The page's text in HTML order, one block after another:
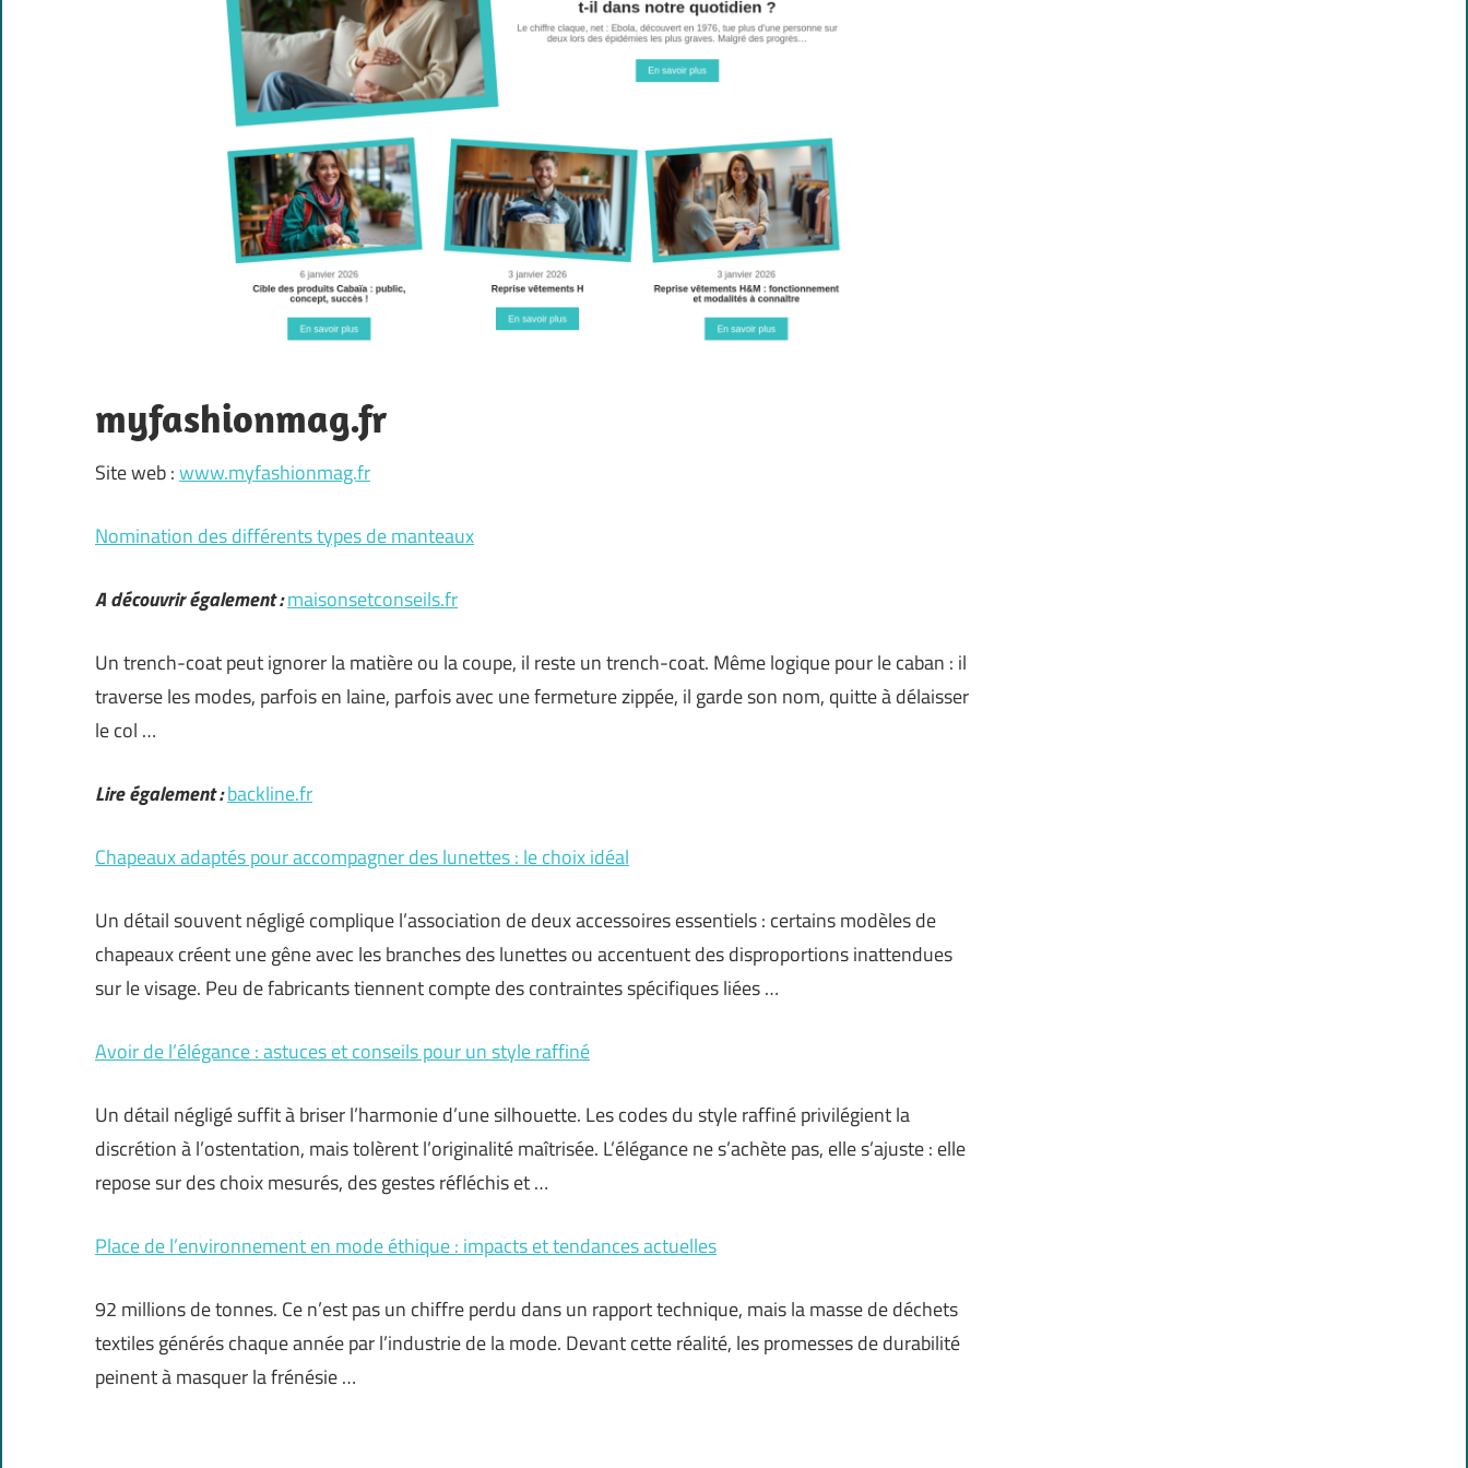
myfashionmag.fr
Site web :www.myfashionmag.fr
Nomination des différents types de manteaux
A découvrir également :maisonsetconseils.fr
Un trench-coat peut ignorer la matière ou la coupe, il reste un trench-coat. Même logique pour le caban : il
traverse les modes, parfois en laine, parfois avec une fermeture zippée, il garde son nom, quitte à délaisser
le col …
Lire également :backline.fr
Chapeaux adaptés pour accompagner des lunettes : le choix idéal
Un détail souvent négligé complique l’association de deux accessoires essentiels : certains modèles de
chapeaux créent une gêne avec les branches des lunettes ou accentuent des disproportions inattendues
sur le visage. Peu de fabricants tiennent compte des contraintes spécifiques liées …
Avoir de l’élégance : astuces et conseils pour un style raffiné
Un détail négligé suffit à briser l’harmonie d’une silhouette. Les codes du style raffiné privilégient la
discrétion à l’ostentation, mais tolèrent l’originalité maîtrisée. L’élégance ne s’achète pas, elle s’ajuste : elle
repose sur des choix mesurés, des gestes réfléchis et …
Place de l’environnement en mode éthique : impacts et tendances actuelles
92 millions de tonnes. Ce n’est pas un chiffre perdu dans un rapport technique, mais la masse de déchets
textiles générés chaque année par l’industrie de la mode. Devant cette réalité, les promesses de durabilité
peinent à masquer la frénésie …